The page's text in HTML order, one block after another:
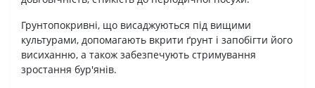
Грунтопокривні, що висаджуються під вищими
культурами, допомагають вкрити ґрунт і запобігти його
висиханню, а також забезпечують стримування
зростання бур'янів.